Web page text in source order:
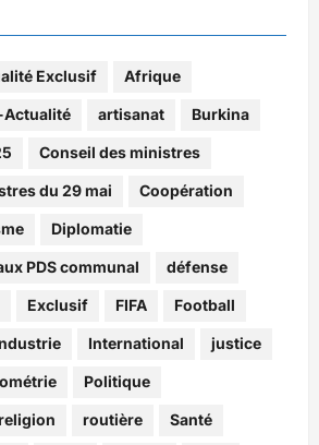
Exclusif Afrique
artisanat Burkina
Conseil des ministres
du 29 mai Coopération
Diplomatie
PDS communal défense
Exclusif FIFA Football
International justice
Politique
routière Santé